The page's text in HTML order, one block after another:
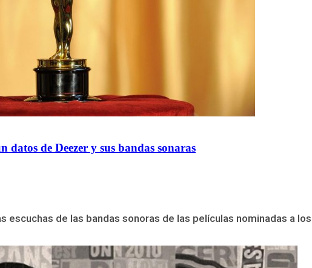
datos de Deezer y sus bandas sonaras
escuchas de las bandas sonoras de las películas nominadas a